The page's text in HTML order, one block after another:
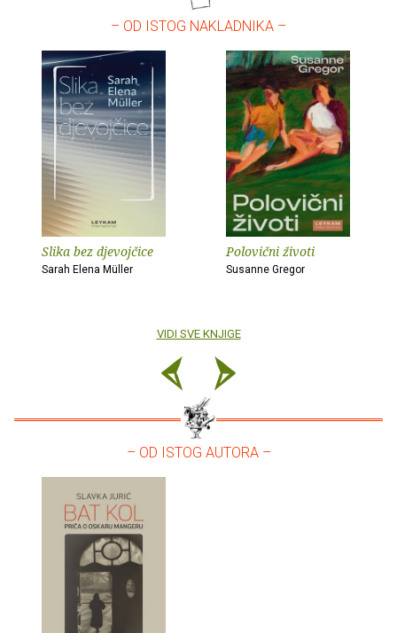
– OD ISTOG NAKLADNIKA –
Slika bez djevojčice
Sarah Elena Müller
Polovični životi
Susanne Gregor
VIDI SVE KNJIGE
– OD ISTOG AUTORA –